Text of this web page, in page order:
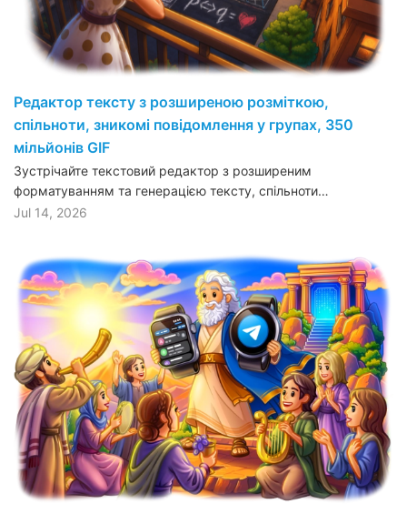
Редактор тексту з розширеною розміткою,
спільноти, зникомі повідомлення у групах, 350
мільйонів GIF
Зустрічайте текстовий редактор з розширеним
форматуванням та генерацією тексту, спільноти…
Jul 14, 2026